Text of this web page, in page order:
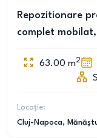
Repozitionare
complet
63.00 m2
Locație:
Cluj-Napoca,